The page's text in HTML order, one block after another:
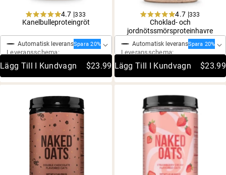
Rated
out
of
5
stars
4.7 |333
Kanelbulleproteingröt
Engångsköp
Automatisk leveransSpara 20%
Leveransschema:
Lägg Till I Kundvagn $23.99
Rated
4.7
out
of
5
stars
4.7 |333
Choklad- och
jordnötssmörsproteinhavre
Engångsköp
Automatisk leveransSpara 20%
Leveransschema:
Lägg Till I Kundvagn $23.99